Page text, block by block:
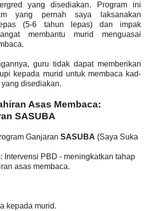
yang disediakan. Program ini
yang pernah saya laksanakan
(5-6 tahun lepas) dan impak
membantu murid menguasai
guru tidak dapat memberikan
kepada murid untuk membaca kad-
disediakan.
Asas Membaca:
SASUBA
Ganjaran SASUBA (Saya Suka
Intervensi PBD - meningkatkan tahap
asas membaca.
kepada murid.